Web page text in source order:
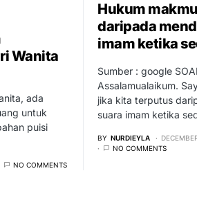
Wanita
ada
untuk
puisi
NO COMMENTS
Hukum
daripada
imam ketika
Sumber : google
Assalamualaikum.
jika kita terputus
suara imam ketika
BY NURDIEYLA
NO COMMENTS